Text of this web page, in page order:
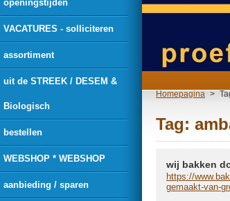
Homepagina >
Tag:
wij bakken
https://
gemaakt-van-
openingstijden
VACATURES - solliciteren
assortiment
uit de STREEK / DESEM &
Biologisch
bestellen
WEBSHOP * WEBSHOP
aanbieding / sparen